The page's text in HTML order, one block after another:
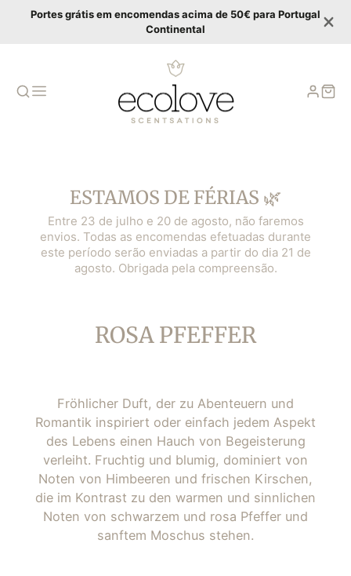
Portes grátis em encomendas acima de 50€ para Portugal
Continental
ESTAMOS DE FÉRIAS 🌿
Entre 23 de julho e 20 de agosto, não faremos
envios. Todas as encomendas efetuadas durante
este período serão enviadas a partir do dia 21 de
agosto. Obrigada pela compreensão.
KATEGORIE:
ROSA PFEFFER
Fröhlicher Duft, der zu Abenteuern und
Romantik inspiriert oder einfach jedem Aspekt
des Lebens einen Hauch von Begeisterung
verleiht. Fruchtig und blumig, dominiert von
Noten von Himbeeren und frischen Kirschen,
die im Kontrast zu den warmen und sinnlichen
Noten von schwarzem und rosa Pfeffer und
sanftem Moschus stehen.